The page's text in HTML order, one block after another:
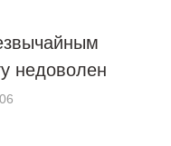
недоволен